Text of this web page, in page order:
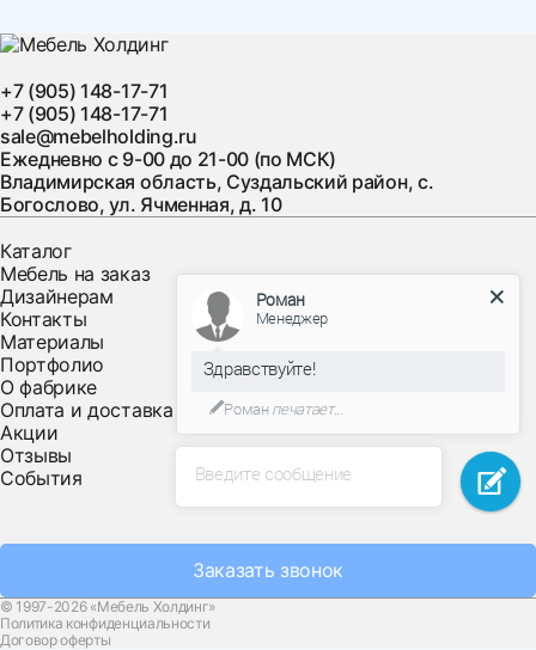
+7 (905) 148-17-71
+7 (905) 148-17-71
sale@mebelholding.ru
Ежедневно с 9-00 до 21-00 (по МСК)
Владимирская область, Суздальский район, с.
Богослово, ул. Ячменная, д. 10
Каталог
Мебель на заказ
Дизайнерам
Контакты
Материалы
Портфолио
О фабрике
Оплата и доставка
Акции
Отзывы
События
Заказать звонок
© 1997-2026 «Мебель Холдинг»
Политика конфиденциальности
Договор оферты
Введите сообщение
Роман
Менеджер
Здравствуйте!
Романпечатает...